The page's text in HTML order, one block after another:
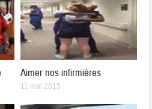
Aimer nos infirmières
11 mai 2015